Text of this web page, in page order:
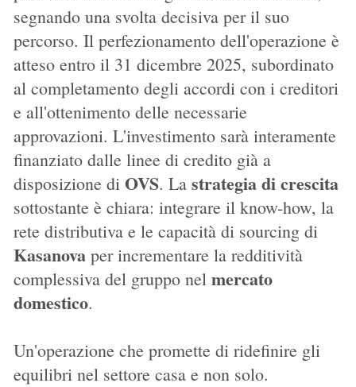
segnando una svolta decisiva per il suo
percorso. Il perfezionamento dell'operazione è
atteso entro il 31 dicembre 2025, subordinato
al completamento degli accordi con i creditori
e all'ottenimento delle necessarie
approvazioni. L'investimento sarà interamente
finanziato dalle linee di credito già a
disposizione di OVS. La strategia di crescita
sottostante è chiara: integrare il know-how, la
rete distributiva e le capacità di sourcing di
Kasanova per incrementare la redditività
complessiva del gruppo nel mercato
domestico.
Un'operazione che promette di ridefinire gli
equilibri nel settore casa e non solo.